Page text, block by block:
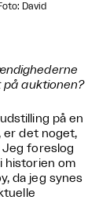
David
på auktionen?
på en
er det noget,
foreslog
historien om
da jeg synes